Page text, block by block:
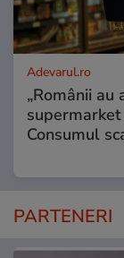
Adevarul.ro
„Românii au
supermarket
Consumul
PARTENERI